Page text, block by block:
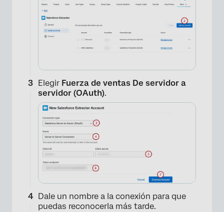
Elegir Fuerza de ventas De servidor a
servidor (OAuth).
Dale un nombre a la conexión para que
puedas reconocerla más tarde.